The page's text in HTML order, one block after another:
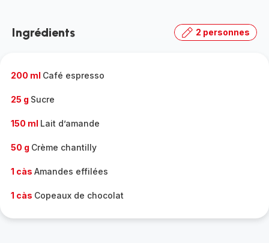
Ingrédients 2 personnes
200 ml Café espresso
25 g Sucre
150 ml Lait d’amande
50 g Crème chantilly
1 càs Amandes effilées
1 càs Copeaux de chocolat